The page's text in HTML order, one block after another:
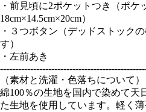
・前見頃に2ポケットつき（ポケ
18cm×14.5cm×20cm）
・３つボタン（デッドストック
す）
・左前あき
（素材と洗濯・色落ちについて）
綿100％の生地を国内で染めて天
た生地を使用しています。軽く